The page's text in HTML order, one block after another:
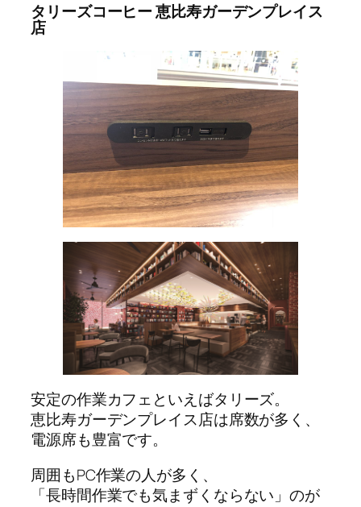
タリーズコーヒー 恵比寿ガーデンプレイス
店
安定の作業カフェといえばタリーズ。
恵比寿ガーデンプレイス店は席数が多く、
電源席も豊富です。
周囲もPC作業の人が多く、
「長時間作業でも気まずくならない」のが